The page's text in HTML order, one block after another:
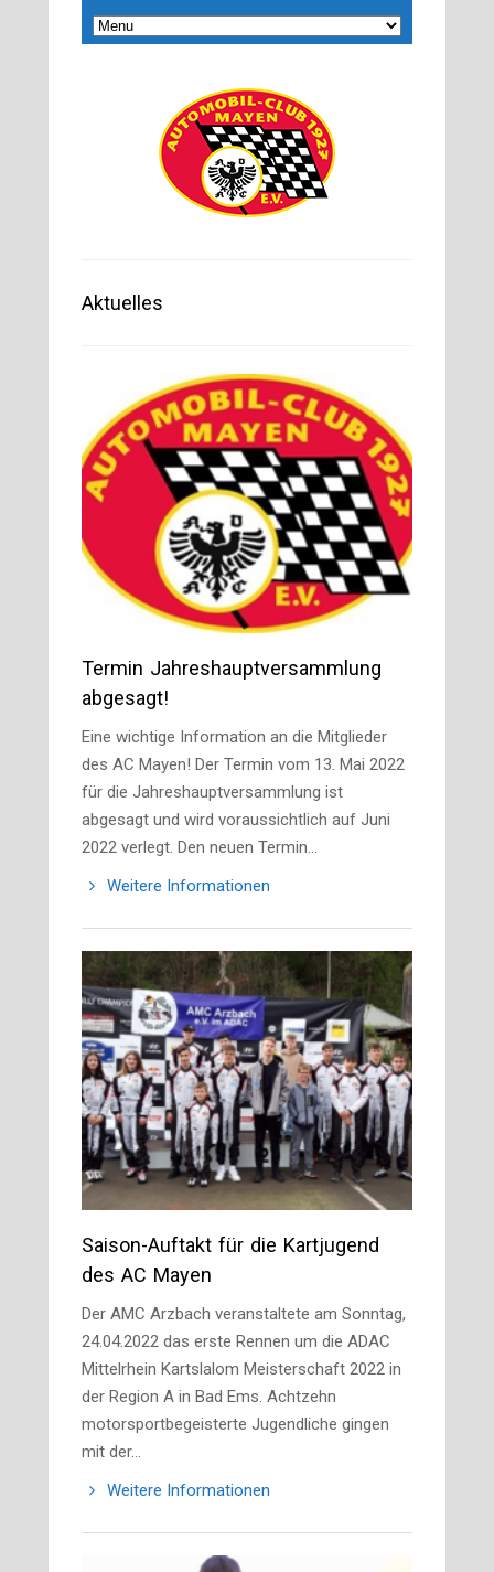
Aktuelles
Termin Jahreshauptversammlung
abgesagt!
Eine wichtige Information an die Mitglieder
des AC Mayen! Der Termin vom 13. Mai 2022
für die Jahreshauptversammlung ist
abgesagt und wird voraussichtlich auf Juni
2022 verlegt. Den neuen Termin…
Weitere Informationen
Saison-Auftakt für die Kartjugend
des AC Mayen
Der AMC Arzbach veranstaltete am Sonntag,
24.04.2022 das erste Rennen um die ADAC
Mittelrhein Kartslalom Meisterschaft 2022 in
der Region A in Bad Ems. Achtzehn
motorsportbegeisterte Jugendliche gingen
mit der…
Weitere Informationen